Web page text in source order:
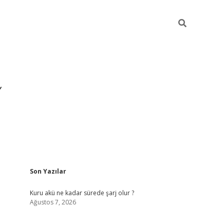
Sidebar
Son Yazılar
Kuru akü ne kadar sürede şarj olur ?
Ağustos 7, 2026